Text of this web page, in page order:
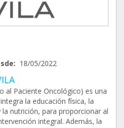
18/05/2022
al Paciente Oncológico) es una
la educación física, la
nutrición, para proporcionar al
integral. Además, la